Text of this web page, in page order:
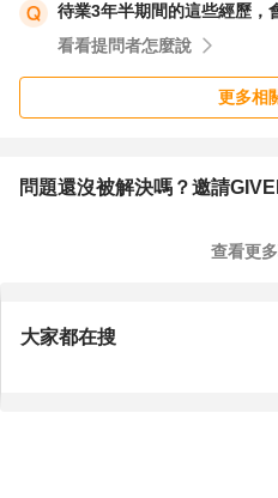
我也能理解你提到的家庭反對
未來的風險，這是你需要權衡
同時，也建議你記錄下與人
到適合自己的環境與方式。如
事的建議也值得參考，但最
受與需求。希望你能在這個
待業3年半期間的這些經歷，
看看提問者怎麼說
更多相
問題還沒被解決嗎？邀請
查看更
大家都在搜